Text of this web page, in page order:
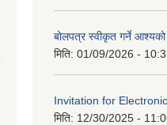
बोलपत्र स्वीकृत गर्ने
मिति: 01/09/2026 -
Invitation for
मिति: 12/30/2025 -